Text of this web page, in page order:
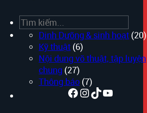
Search
Dinh Dưỡng & sinh hoạt(20)
Kỹ thuật(6)
Nội dung võ thuật, tập luyện
chung (27)
Thông báo(7)
Facebook
Instagram
TikTok
Youtube